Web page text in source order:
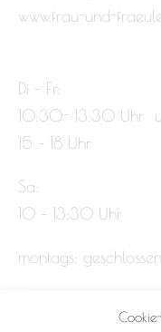
www.frau-und-
Di – Fr:
10:30- 13:30 Uhr
15 – 18 Uhr
Sa:
10 – 13:30 Uhr
montags: geschlossen